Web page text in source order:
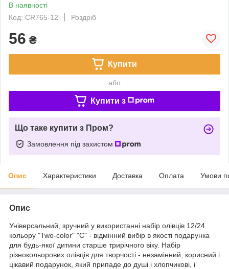
В наявності
Код: CR765-12
Роздріб
56 ₴
Купити
або
Купити з
Що таке купити з Пром?
Замовлення під захистом
Опис Характеристики Доставка Оплата Умови
Опис
Універсальний, зручний у використанні набір олівців 12/24
кольору "Two-color" "С" - відмінний вибір в якості подарунка
для будь-якої дитини старше трирічного віку. Набір
різнокольорових олівців для творчості - незамінний, корисний і
цікавий подарунок, який припаде до душі і хлопчикові, і